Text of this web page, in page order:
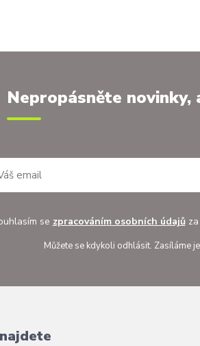
Nepropásněte novinky,
se zpracováním osobních údajůza
Můžete se kdykoli odhlásit. Zasíláme